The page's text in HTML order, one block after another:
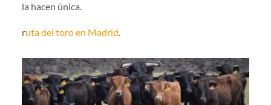
la hacen única.
ruta del toro en Madrid.